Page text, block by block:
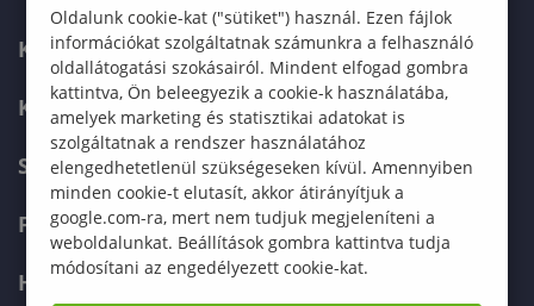
KAPCSOLAT
KÉPZÉSKERESŐ
SZERVEZETI FELÉPÍTÉS
FELVÉTELIZŐKNEK
HALLGATÓKNAK
Oldalunk cookie-kat ("sütiket") használ. Ezen fájlok
információkat szolgáltatnak számunkra a felhasználó
oldallátogatási szokásairól. Mindent elfogad gombra
kattintva, Ön beleegyezik a cookie-k használatába,
amelyek marketing és statisztikai adatokat is
szolgáltatnak a rendszer használatához
elengedhetetlenül szükségeseken kívül. Amennyiben
minden cookie-t elutasít, akkor átirányítjuk a
google.com-ra, mert nem tudjuk megjeleníteni a
weboldalunkat. Beállítások gombra kattintva tudja
módosítani az engedélyezett cookie-kat.